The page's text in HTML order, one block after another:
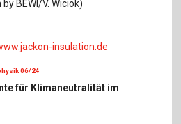
BEWI/V. Wiciok)
insulation.de
06/24
für Klimaneutralität im